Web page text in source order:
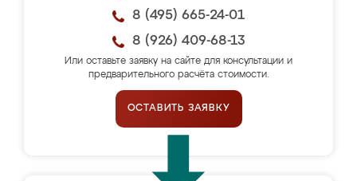
8 (495) 665-24-01
8 (926) 409-68-13
Или оставьте заявку на сайте для консультации и
предварительного расчёта стоимости.
ОСТАВИТЬ ЗАЯВКУ